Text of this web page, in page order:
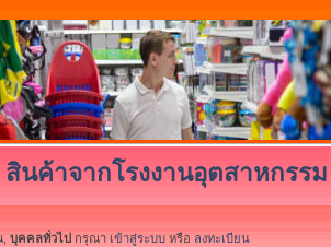
นค้าจากโรงงานอุตสาหกรร
บุคคลทั่วไป กรุณา เข้าสู่ระบบ หรือ ลงทะเบียน